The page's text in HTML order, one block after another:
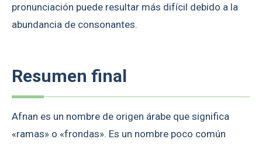
pronunciación puede resultar más difícil debido a la
abundancia de consonantes.
Resumen final
Afnan es un nombre de origen árabe que significa
«ramas» o «frondas». Es un nombre poco común